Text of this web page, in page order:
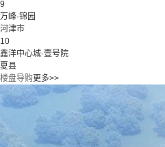
9
万峰·锦园
河津市
10
鑫洋中心城·壹号院
夏县
楼盘导购更多>>